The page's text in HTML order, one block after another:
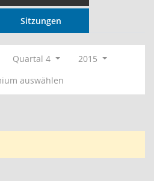
Sitzungen
Quartal 4
2015
auswählen